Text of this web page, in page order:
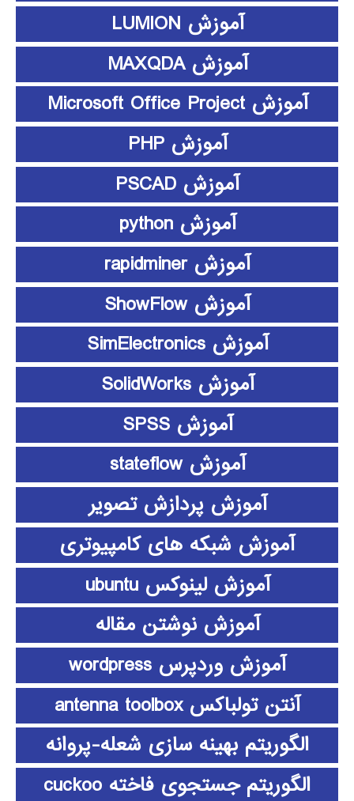
آموزش LUMION
آموزش MAXQDA
آموزش Microsoft Office Project
آموزش PHP
آموزش PSCAD
آموزش python
آموزش rapidminer
آموزش ShowFlow
آموزش SimElectronics
آموزش SolidWorks
آموزش SPSS
آموزش stateflow
آموزش پردازش تصویر
آموزش شبکه های کامپیوتری
آموزش لینوکس ubuntu
آموزش نوشتن مقاله
آموزش وردپرس wordpress
آنتن تولباکس antenna toolbox
الگوریتم بهینه سازی شعله-پروانه
الگوریتم جستجوی فاخته cuckoo